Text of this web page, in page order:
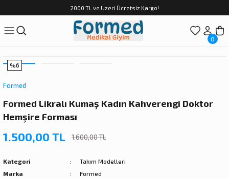
2000 TL ve Üzeri Ücretsiz Kargo!
0
%6
Formed
Formed Likralı Kumaş Kadın Kahverengi Doktor
Hemşire Forması
1.500,00 TL 1.600,00 TL
Kategori
Takım Modelleri
Marka
Formed